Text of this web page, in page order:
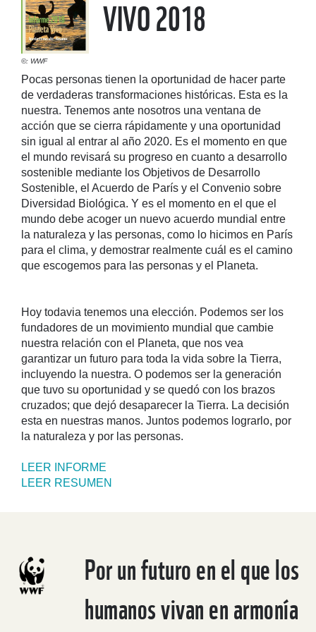
©: WWF
VIVO 2018
Pocas personas tienen la oportunidad de hacer parte
de verdaderas transformaciones históricas. Esta es la
nuestra. Tenemos ante nosotros una ventana de
acción que se cierra rápidamente y una oportunidad
sin igual al entrar al año 2020. Es el momento en que
el mundo revisará su progreso en cuanto a desarrollo
sostenible mediante los Objetivos de Desarrollo
Sostenible, el Acuerdo de París y el Convenio sobre
Diversidad Biológica. Y es el momento en el que el
mundo debe acoger un nuevo acuerdo mundial entre
la naturaleza y las personas, como lo hicimos en París
para el clima, y demostrar realmente cuál es el camino
que escogemos para las personas y el Planeta.
Hoy todavia tenemos una elección. Podemos ser los
fundadores de un movimiento mundial que cambie
nuestra relación con el Planeta, que nos vea
garantizar un futuro para toda la vida sobre la Tierra,
incluyendo la nuestra. O podemos ser la generación
que tuvo su oportunidad y se quedó con los brazos
cruzados; que dejó desaparecer la Tierra. La decisión
esta en nuestras manos. Juntos podemos lograrlo, por
la naturaleza y por las personas.
LEER INFORME
LEER RESUMEN
Por un futuro en el que los
humanos vivan en armonía